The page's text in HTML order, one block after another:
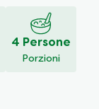
4 Persone
Porzioni